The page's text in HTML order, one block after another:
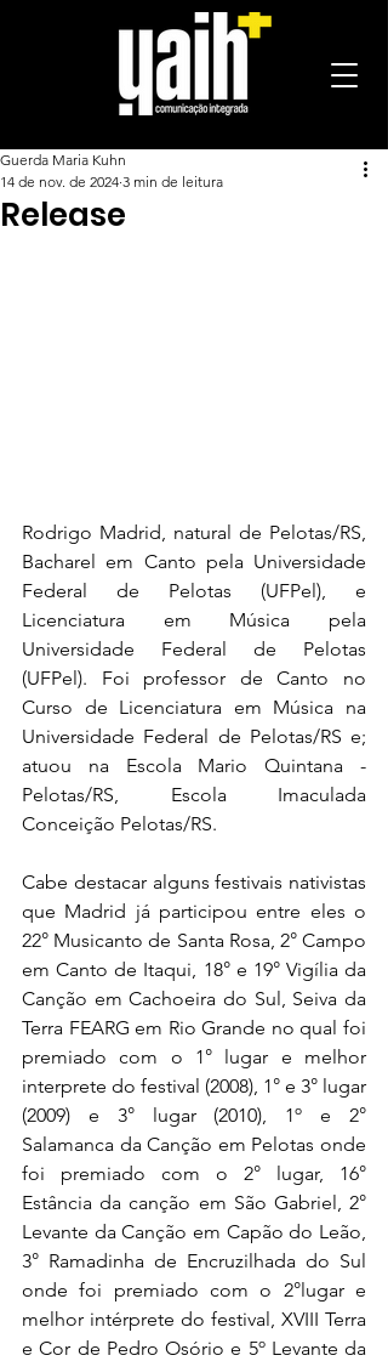
Release
Guerda Maria Kuhn
14 de nov. de 2024 3 min de leitura
Rodrigo Madrid, natural de Pelotas/RS,
Bacharel em Canto pela Universidade
Federal de Pelotas (UFPel), e
Licenciatura em Música pela
Universidade Federal de Pelotas
(UFPel). Foi professor de Canto no
Curso de Licenciatura em Música na
Universidade Federal de Pelotas/RS e;
atuou na Escola Mario Quintana -
Pelotas/RS, Escola Imaculada
Conceição Pelotas/RS.
Cabe destacar alguns festivais nativistas
que Madrid já participou entre eles o
22° Musicanto de Santa Rosa, 2° Campo
em Canto de Itaqui, 18° e 19° Vigília da
Canção em Cachoeira do Sul, Seiva da
Terra FEARG em Rio Grande no qual foi
premiado com o 1° lugar e melhor
interprete do festival (2008), 1° e 3° lugar
(2009) e 3° lugar (2010), 1º e 2°
Salamanca da Canção em Pelotas onde
foi premiado com o 2° lugar, 16°
Estância da canção em São Gabriel, 2°
Levante da Canção em Capão do Leão,
3° Ramadinha de Encruzilhada do Sul
onde foi premiado com o 2°lugar e
melhor intérprete do festival, XVIII Terra
e Cor de Pedro Osório e 5º Levante da